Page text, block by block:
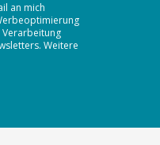
an mich
Verarbeitung
Weitere